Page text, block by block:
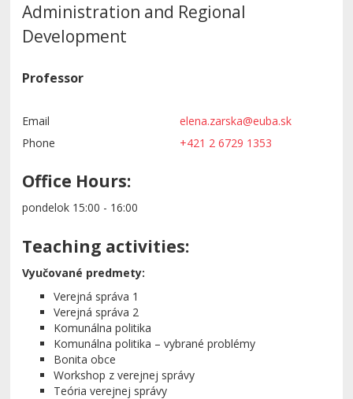
Administration and Regional
Development
Professor
Email
elena.zarska@euba.sk
Phone
+421 2 6729 1353
Office Hours:
pondelok 15:00 - 16:00
Teaching activities:
Vyučované predmety:
Verejná správa 1
Verejná správa 2
Komunálna politika
Komunálna politika – vybrané problémy
Bonita obce
Workshop z verejnej správy
Teória verejnej správy